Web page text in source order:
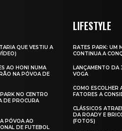
QUE VESTIU A
AO HONI NUMA
NA PÓVOA DE
NO CENTRO
DE PROCURA
PÓVOA AO
DE FUTEBOL
LIFESTYLE
RATES PARK: UM
CONTINUA A
LANÇAMENTO DA
VOGA
COMO ESCOLHER
FATORES A
CLÁSSICOS
DA ROADY E
(FOTOS)